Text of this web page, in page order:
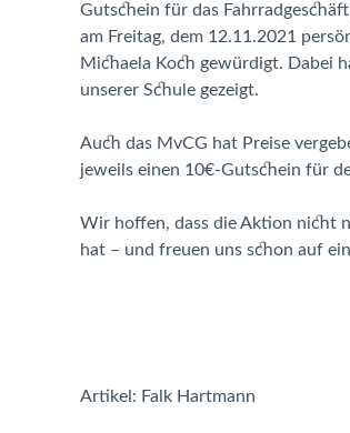
Gutschein für das
am Freitag, dem 12.11.2021
Michaela Koch gewürdigt. Dabei
unserer Schule gezeigt.
Auch das MvCG hat Preise
jeweils einen 10€-Gutschein für
Wir hoffen, dass die Aktion nicht
hat – und freuen uns schon auf
Artikel: Falk Hartmann